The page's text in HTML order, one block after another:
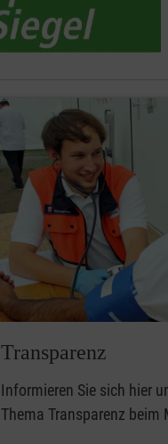
Transparenz
Informieren Sie sich hier
Thema Transparenz beim